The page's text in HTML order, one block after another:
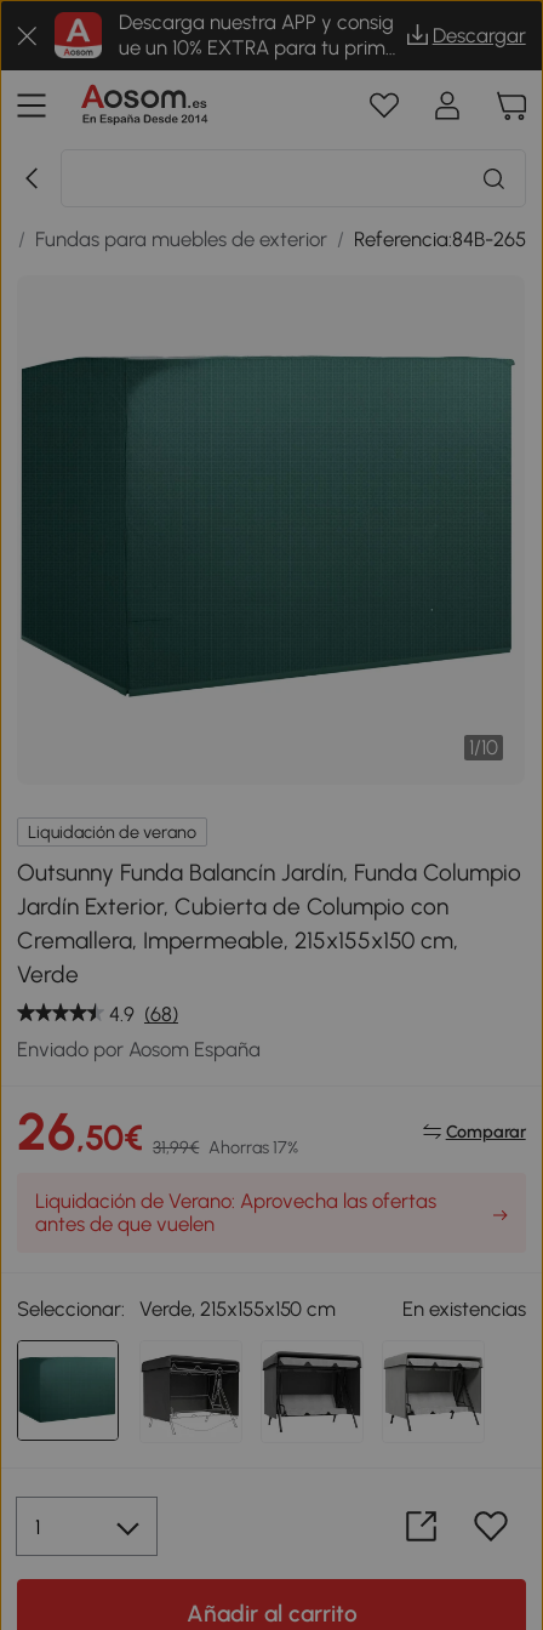
Descarga nuestra APP y consig
ue un 10% EXTRA para tu prime
r pedido
Descargar
/ Fundas para muebles de exterior / Referencia:84B-265
1/10
Liquidación de verano
Outsunny Funda Balancín Jardín, Funda Columpio
Jardín Exterior, Cubierta de Columpio con
Cremallera, Impermeable, 215x155x150 cm,
Verde
4.9 (68)
Enviado por Aosom España
26,50€ 31,99€ Ahorras 17%
Comparar
Liquidación de Verano: Aprovecha las ofertas
antes de que vuelen
Seleccionar: Verde, 215x155x150 cm En existencias
Añadir al carrito